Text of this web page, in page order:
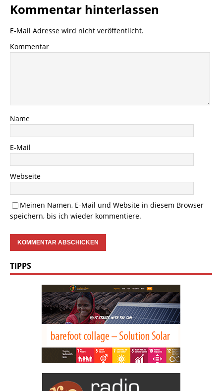
Kommentar hinterlassen
E-Mail Adresse wird nicht veröffentlicht.
Kommentar
Name
E-Mail
Webseite
Meinen Namen, E-Mail und Website in diesem Browser
speichern, bis ich wieder kommentiere.
TIPPS